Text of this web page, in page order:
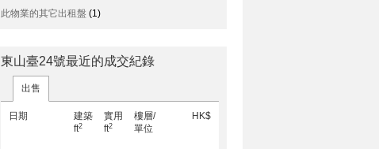
此物業的其它出租盤 (1)
東山臺24號最近的成交紀錄
出售
日期
建築
ft2
實用
ft2
樓層/
單位
HK$